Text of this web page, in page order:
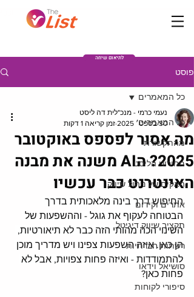
לתיאום שיחה
פוסט
כל המאמרים
מהתקשורת
מחירוני הליסט
האקים של ניהול שיווק
אתרים וקידום
תקציב שיווק דיגיטל
רשתות חברתיות
סושיאל וידאו
סיפורי לקוחות
כל המאמרים
מה אסור לפספס באוקטובר
2025? הAI משנה את מבנה
האינטרנט כבר עכשיו
נעמי כרמי - מנכ"לית דה ליסט
30 בספט׳ 2025
זמן קריאה 1 דקות
החיפוש דרך בינה מלאכותית בדרך
הבטוחה לעקוף את גוגל - וההשפעות של
השינוי הכה מהותי הזה כבר לא תיאורטיות,
הן כאן. איזה השפעות צפינו ויש מדריך מוכן
להתמודדות - ואיזה פחות צפויות, אבל לא
פחות כאן?